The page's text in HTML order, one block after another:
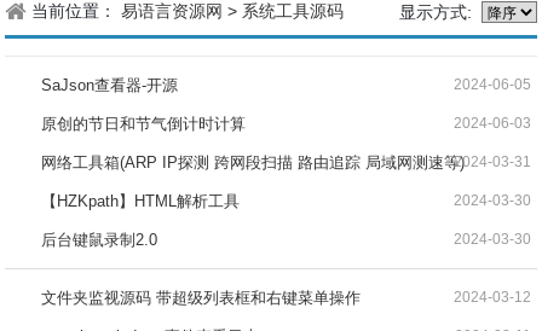
当前位置：易语言资源网 > 系统工具源码 显示方式:
SaJson查看器-开源 2024-06-05
原创的节日和节气倒计时计算 2024-06-03
网络工具箱(ARP IP探测 跨网段扫描 路由追踪 局域网测速等)2024-03-31
【HZKpath】HTML解析工具 2024-03-30
后台键鼠录制2.0 2024-03-30
文件夹监视源码 带超级列表框和右键菜单操作 2024-03-12